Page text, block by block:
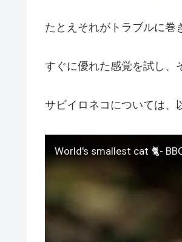
たとえそれがトラブルに巻
すぐに優れた感覚を試し、
サビイロネコについては、
World's smallest cat 🐈-